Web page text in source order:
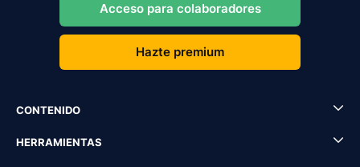
Acceso para colaboradores
Hazte premium
CONTENIDO
HERRAMIENTAS